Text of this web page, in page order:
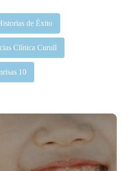
de Éxito
Clínica Curull
10